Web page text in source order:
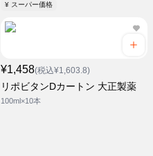
¥ スーパー価格
¥1,458(税込¥1,603.8)
リポビタンDカートン 大正製薬
100ml×10本